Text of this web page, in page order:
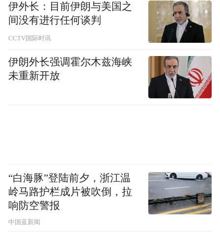
漫步古城，七大主题体验区各具特色，构建
全时段、全龄段的沉浸式体验体系，让千年
文脉在互动中“活”起来。
北广场前，威亚飞天演员衣袂翩跹从天而
降。福塔下，40米高空巨型花瀑从塔顶倾泻
收。特别是压轴节目“奇幻时空无人机秀”令
人惊艳：3000架无人机以夜空为幕，缓缓变
幻出“马上有福”“锦绣太原欢迎您”等璀璨字
样，不时引来阵阵惊呼。
伊外长：目前伊朗与美国之
间没有进行任何谈判
CCTV国际时讯
伊朗外长强调霍尔木兹海峡
未重新开放
“白海豚”登陆前夕，浙江温
岭马路护栏成片被吹倒，拉
响防空警报
中国蓝新闻